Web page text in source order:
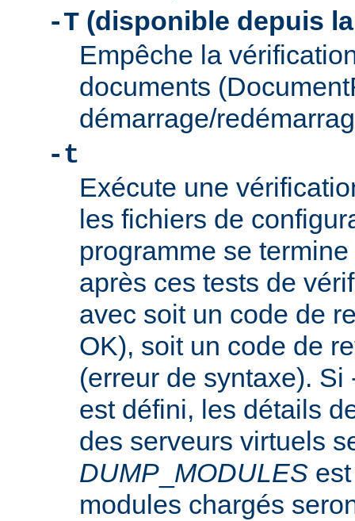
-T (disponible depuis
Empêche la
documents
démarrage/
-t
Exécute une
les fichiers de
programme se
après ces tests de
avec soit un code de
OK), soit un code de
(erreur de syntaxe).
est défini, les détails
des serveurs virtuels
DUMP MODULES
modules chargés